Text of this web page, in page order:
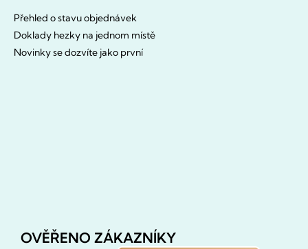
Přehled o stavu objednávek
Doklady hezky na jednom místě
Novinky se dozvíte jako první
OVĚŘENO ZÁKAZNÍKY